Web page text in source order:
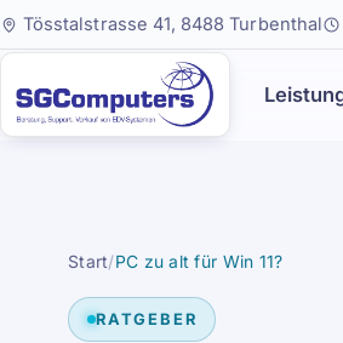
Tösstalstrasse 41, 8488 Turbenthal
Start/PC zu alt für Win 11?
RATGEBER